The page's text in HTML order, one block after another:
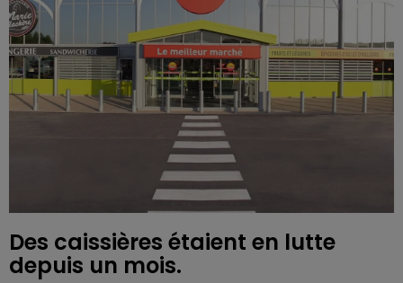
Des caissières étaient en lutte
depuis un mois.